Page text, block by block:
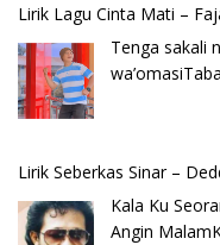
Lirik Lagu Cinta Mati –
Tenga sakali
Lirik Seberkas Sinar –
Kala Ku
Angin